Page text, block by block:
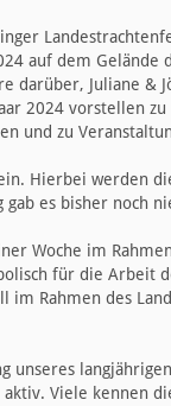
auf dem
darüber, Juliane &
2024 vorstellen
und zu
Hierbei werden
gab es bisher noch
Woche im
für die Arbeit
im Rahmen des
unseres
Viele kennen